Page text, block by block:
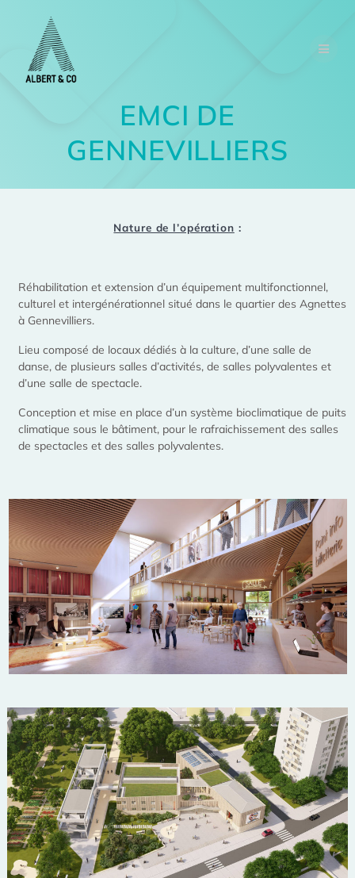
EMCI DE
GENNEVILLIERS
Nature de l’opération :
Réhabilitation et extension d’un équipement multifonctionnel,
culturel et intergénérationnel situé dans le quartier des Agnettes
à Gennevilliers.
Lieu composé de locaux dédiés à la culture, d’une salle de
danse, de plusieurs salles d’activités, de salles polyvalentes et
d’une salle de spectacle.
Conception et mise en place d’un système bioclimatique de puits
climatique sous le bâtiment, pour le rafraichissement des salles
de spectacles et des salles polyvalentes.